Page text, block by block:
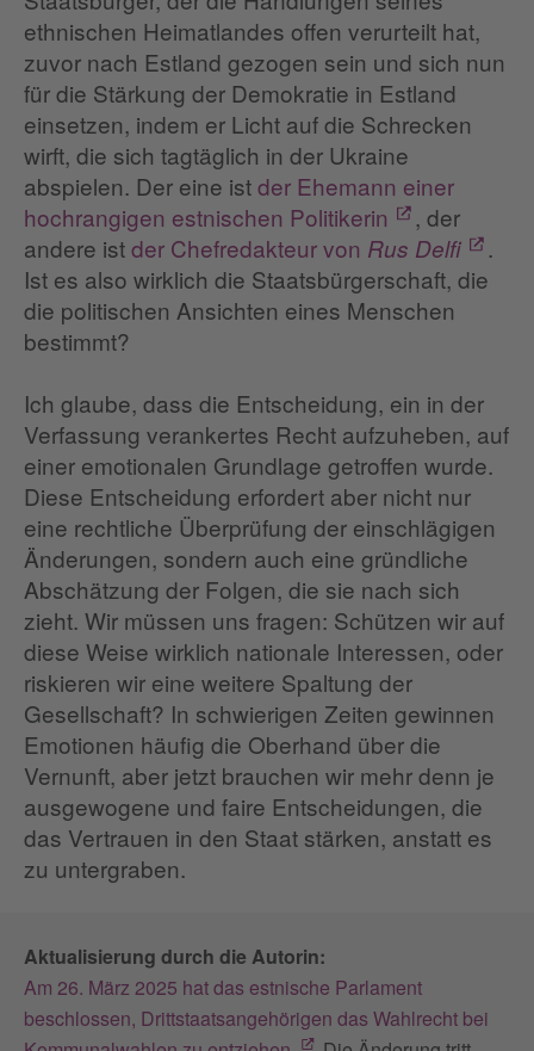
ethnischen Heimatlandes offen verurteilt hat,
zuvor nach Estland gezogen sein und sich nun
für die Stärkung der Demokratie in Estland
einsetzen, indem er Licht auf die Schrecken
wirft, die sich tagtäglich in der Ukraine
abspielen. Der eine istder Ehemann einer
hochrangigen estnischen Politikerin
, der
andere istder Chefredakteur von Rus Delfi
.
Ist es also wirklich die Staatsbürgerschaft, die
die politischen Ansichten eines Menschen
bestimmt?
Ich glaube, dass die Entscheidung, ein in der
Verfassung verankertes Recht aufzuheben, auf
einer emotionalen Grundlage getroffen wurde.
Diese Entscheidung erfordert aber nicht nur
eine rechtliche Überprüfung der einschlägigen
Änderungen, sondern auch eine gründliche
Abschätzung der Folgen, die sie nach sich
zieht. Wir müssen uns fragen: Schützen wir auf
diese Weise wirklich nationale Interessen, oder
riskieren wir eine weitere Spaltung der
Gesellschaft? In schwierigen Zeiten gewinnen
Emotionen häufig die Oberhand über die
Vernunft, aber jetzt brauchen wir mehr denn je
ausgewogene und faire Entscheidungen, die
das Vertrauen in den Staat stärken, anstatt es
zu untergraben.
Aktualisierung durch die Autorin:
Am 26. März 2025 hat das estnische Parlament
beschlossen, Drittstaatsangehörigen das Wahlrecht bei